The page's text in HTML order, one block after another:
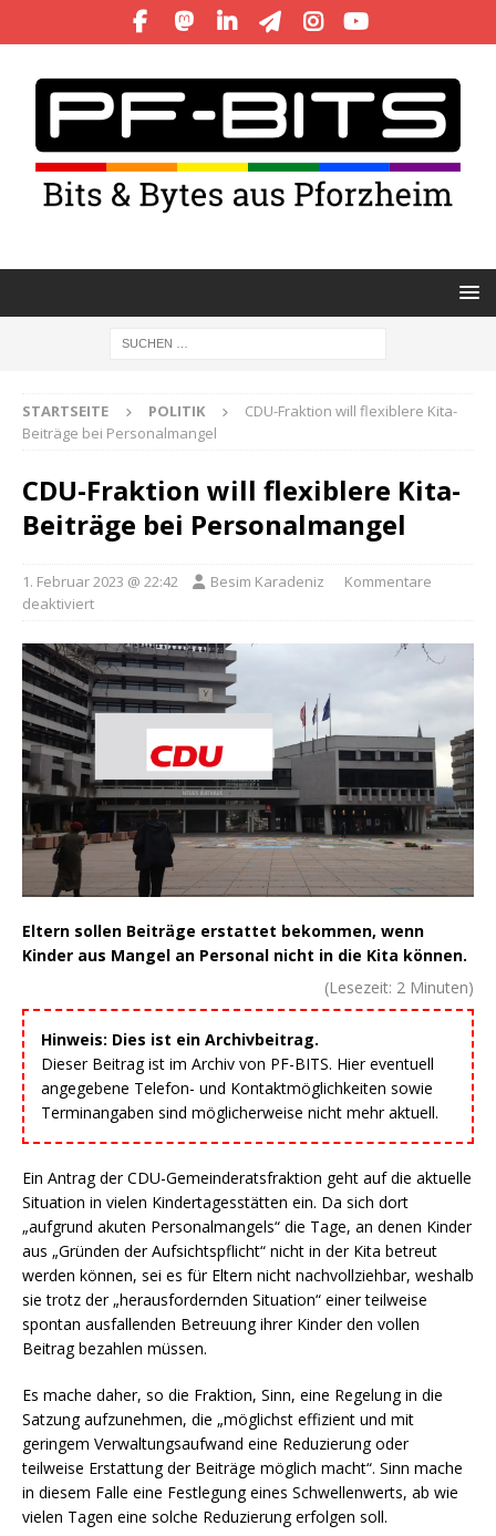
STARTSEITE POLITIK
CDU-Fraktion will flexiblere Kita-
Beiträge bei Personalmangel
CDU-Fraktion will flexiblere Kita-
Beiträge bei Personalmangel
1. Februar 2023 @ 22:42 Besim Karadeniz
Kommentare
deaktiviert
Eltern sollen Beiträge erstattet bekommen, wenn
Kinder aus Mangel an Personal nicht in die Kita können.
(Lesezeit: 2 Minuten)
Hinweis: Dies ist ein Archivbeitrag.
Dieser Beitrag ist im Archiv von PF-BITS. Hier eventuell
angegebene Telefon- und Kontaktmöglichkeiten sowie
Terminangaben sind möglicherweise nicht mehr aktuell.
Ein Antrag der CDU-Gemeinderatsfraktion geht auf die aktuelle
Situation in vielen Kindertagesstätten ein. Da sich dort
„aufgrund akuten Personalmangels“ die Tage, an denen Kinder
aus „Gründen der Aufsichtspflicht“ nicht in der Kita betreut
werden können, sei es für Eltern nicht nachvollziehbar, weshalb
sie trotz der „herausfordernden Situation“ einer teilweise
spontan ausfallenden Betreuung ihrer Kinder den vollen
Beitrag bezahlen müssen.
Es mache daher, so die Fraktion, Sinn, eine Regelung in die
Satzung aufzunehmen, die „möglichst effizient und mit
geringem Verwaltungsaufwand eine Reduzierung oder
teilweise Erstattung der Beiträge möglich macht“. Sinn mache
in diesem Falle eine Festlegung eines Schwellenwerts, ab wie
vielen Tagen eine solche Reduzierung erfolgen soll.